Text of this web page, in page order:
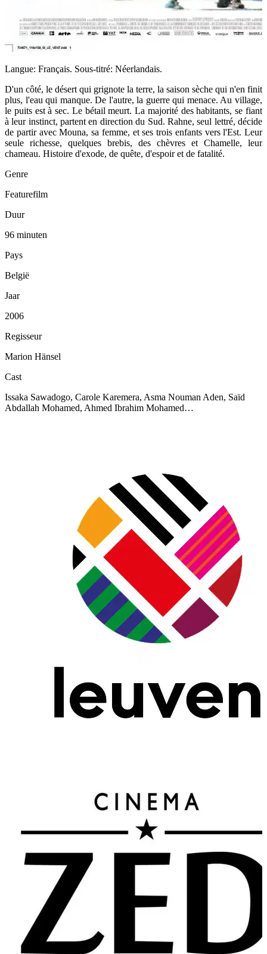
Langue: Français. Sous-titré: Néerlandais.
D'un côté, le désert qui grignote la terre, la saison sèche qui n'en finit
plus, l'eau qui manque. De l'autre, la guerre qui menace. Au village,
le puits est à sec. Le bétail meurt. La majorité des habitants, se fiant
à leur instinct, partent en direction du Sud. Rahne, seul lettré, décide
de partir avec Mouna, sa femme, et ses trois enfants vers l'Est. Leur
seule richesse, quelques brebis, des chèvres et Chamelle, leur
chameau. Histoire d'exode, de quête, d'espoir et de fatalité.
Genre
Featurefilm
Duur
96 minuten
Pays
België
Jaar
2006
Regisseur
Marion Hänsel
Cast
Issaka Sawadogo, Carole Karemera, Asma Nouman Aden, Saïd
Abdallah Mohamed, Ahmed Ibrahim Mohamed…